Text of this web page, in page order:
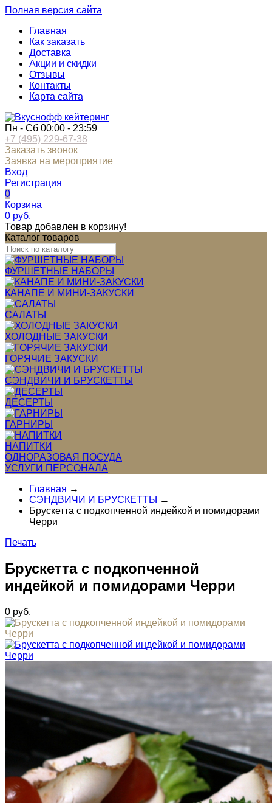
Полная версия сайта
Главная
Как заказать
Доставка
Акции и скидки
Отзывы
Контакты
Карта сайта
Пн - Сб 00:00 - 23:59
+7 (495) 229-67-38
Заказать звонок
Заявка на мероприятие
Вход
Регистрация
0
Корзина
0 руб.
Товар добавлен в корзину!
Каталог товаров
ФУРШЕТНЫЕ НАБОРЫ
КАНАПЕ И МИНИ-ЗАКУСКИ
САЛАТЫ
ХОЛОДНЫЕ ЗАКУСКИ
ГОРЯЧИЕ ЗАКУСКИ
СЭНДВИЧИ И БРУСКЕТТЫ
ДЕСЕРТЫ
ГАРНИРЫ
НАПИТКИ
ОДНОРАЗОВАЯ ПОСУДА
УСЛУГИ ПЕРСОНАЛА
Главная →
СЭНДВИЧИ И БРУСКЕТТЫ
→
Брускетта с подкопченной индейкой и помидорами
Черри
Печать
Брускетта с подкопченной
индейкой и помидорами Черри
0 руб.